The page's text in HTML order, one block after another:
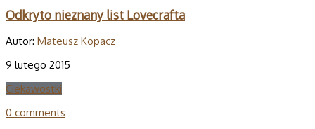
Odkryto nieznany list Lovecrafta
Autor: Mateusz Kopacz
9 lutego 2015
Ciekawostki
0 comments